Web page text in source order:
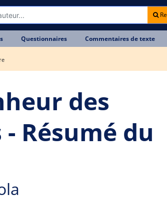
Questionnaires Commentaires de texte
des
- Résumé du